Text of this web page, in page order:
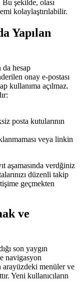
şekilde, olası
kolaylaştırılabilir.
Yapılan
da hesap
onay e-postası
kullanıma açılmaz.
posta kutularının
veya linkin
aşamasında verdğiniz
düzenli takip
geçmekten
ve
son yaygın
navigasyon
arayüzdeki menüler ve
Yeni kullanıcıların